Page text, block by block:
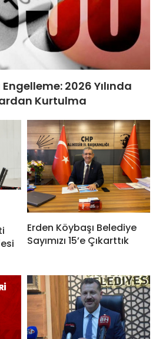
2026 Yılında
Kurtulma
Erden Köybaşı Belediye
Sayımızı 15’e Çıkarttık